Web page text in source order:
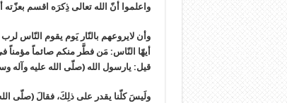
واعلموا أنّ الله تعالى ذِكرَه اقسم
وأن لايروعهم بالنّار يَوم يقوم النّاس لرب
أيهّا النّاس: مَن فطَّر منكم صائماً مؤمناً
قيل: يارسول الله (صلّى الله عليه وآله
ولَيسَ كلّنا يقدر على ذلِكَ، فقالَ (صلّى